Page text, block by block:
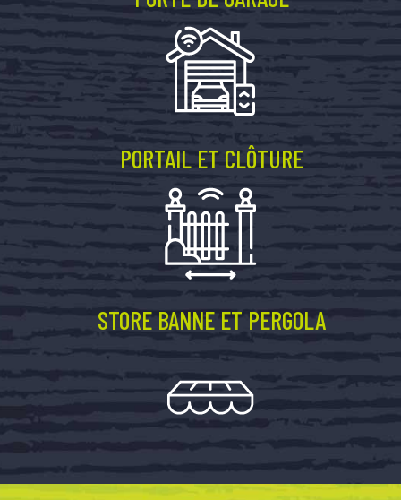
PORTAIL ET CLÔTURE
STORE BANNE ET PERGOLA